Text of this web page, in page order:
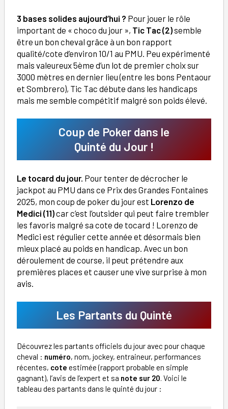
3 bases solides aujourd’hui ? Pour jouer le rôle
important de « choco du jour », Tic Tac (2)semble
être un bon cheval grâce à un bon rapport
qualité/cote d’environ 10/1 au PMU. Peu expérimenté
mais valeureux 5ème d’un lot de premier choix sur
3000 mètres en dernier lieu (entre les bons Pentaour
et Sombrero), Tic Tac débute dans les handicaps
mais me semble compétitif malgré son poids élevé.
Coup de Poker dans le
Quinté du Jour !
Le tocard du jour. Pour tenter de décrocher le
jackpot au PMU dans ce Prix des Grandes Fontaines
2025, mon coup de poker du jour est Lorenzo de
Medici (11)car c’est l’outsider qui peut faire trembler
les favoris malgré sa cote de tocard ! Lorenzo de
Medici est régulier cette année et désormais bien
mieux placé au poids en handicap. Avec un bon
déroulement de course, il peut prétendre aux
premières places et causer une vive surprise à mon
avis.
Les Partants du Quinté
Découvrez les partants officiels du jour avec pour chaque
cheval : numéro, nom, jockey, entraineur, performances
récentes, cote estimée (rapport probable en simple
gagnant), l’avis de l’expert et sa note sur 20. Voici le
tableau des partants dans le quinté du jour :